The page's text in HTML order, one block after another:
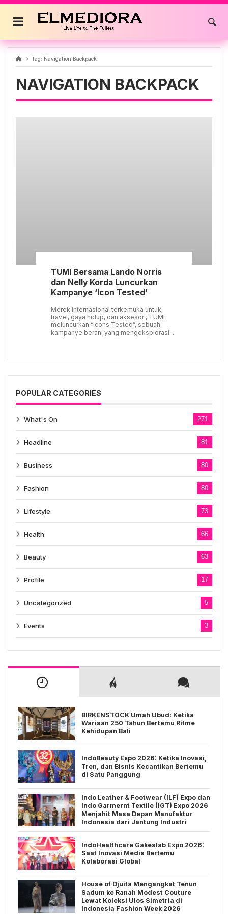
Skip
content
Tag: Navigation Backpack
NAVIGATION BACKPACK
TUMI Bersama Lando Norris
dan Nelly Korda Luncurkan
Kampanye ‘Icon Tested’
Merek internasional terkemuka untuk
travel, gaya hidup, dan aksesori, TUMI
meluncurkan “Icons Tested”, sebuah
kampanye berani yang mengeksplorasi...
POPULAR CATEGORIES
What's On 271
Headline 81
Business 80
Fashion 80
Lifestyle 73
Health 66
Beauty 63
Profile 17
Uncategorized 5
Events 3
BIRKENSTOCK Umah Ubud: Ketika
Warisan 250 Tahun Bertemu Ritme
Kehidupan Bali
IndoBeauty Expo 2026: Ketika Inovasi,
Tren, dan Bisnis Kecantikan Bertemu
di Satu Panggung
Indo Leather & Footwear (ILF) Expo dan
Indo Garmernt Textile (IGT) Expo 2026
Menjahit Masa Depan Manufaktur
Indonesia dari Jantung Industri
IndoHealthcare Gakeslab Expo 2026:
Saat Inovasi Medis Bertemu
Kolaborasi Global
House of Djuita Mengangkat Tenun
Sadum ke Ranah Modest Couture
Lewat Koleksi Ulos Simetria di
Indonesia Fashion Week 2026